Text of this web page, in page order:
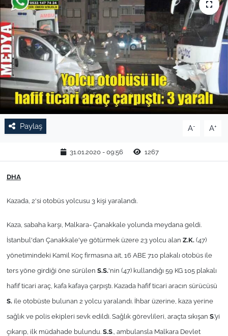
Paylaş A- A+
31.01.2020 - 09:56 1267
DHA
Kazada, 2'si otobüs yolcusu 3 kişi yaralandı.
Kaza, sabaha karşı, Malkara- Çanakkale yolunda meydana geldi.
İstanbul'dan Çanakkale'ye götürmek üzere 23 yolcu alan Z.K.(47)
yönetimindeki Kamil Koç firmasına ait, 16 ABE 710 plakalı otobüs ile
ters yöne girdiği öne sürülen S.S.'nin (47) kullandığı 59 KG 105 plakalı
hafif ticari araç, kafa kafaya çarpıştı. Kazada hafif ticari aracın sürücüsü
S. ile otobüste bulunan 2 yolcu yaralandı. İhbar üzerine, kaza yerine
sağlık ve polis ekipleri sevk edildi. Sağlık görevlileri, araçta sıkışan S.’yi
çıkarıp, ilk müdahade bulundu.S.S., ambulansla Malkara Devlet
SAĞLIK
EĞİTİM
TARIM VE HAYVANCILIK
KÜLTÜR SANAT
RESMİ İLAN
SPOR
YAŞAM
KIRKLARELİ
TÜRKİYE
Bölge